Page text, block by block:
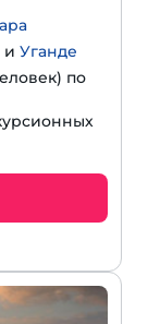
и Уганде
по